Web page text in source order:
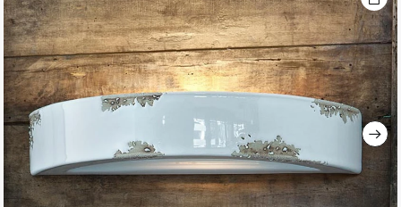
Bildgalerie
springen